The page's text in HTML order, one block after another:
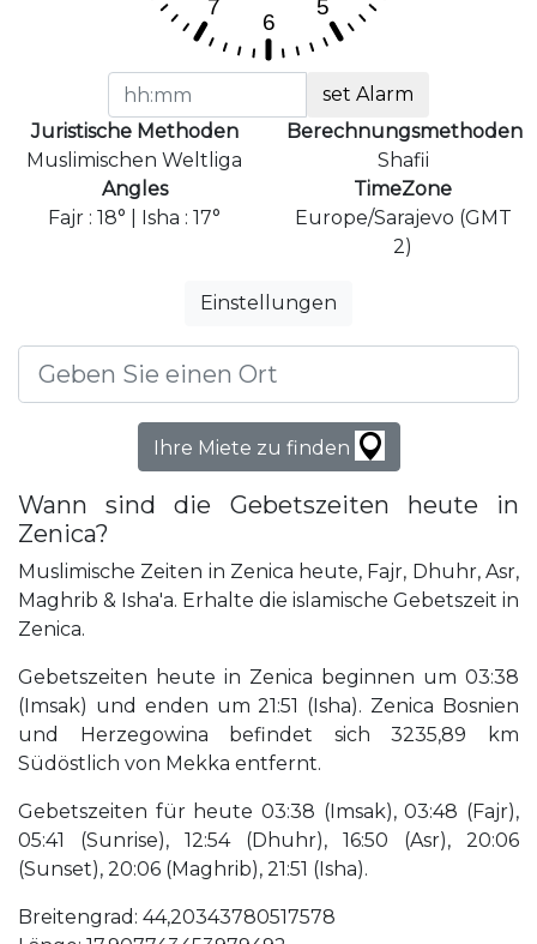
set Alarm
Juristische Methoden
Muslimischen Weltliga
Berechnungsmethoden
Shafii
Angles
Fajr : 18° | Isha : 17°
TimeZone
Europe/Sarajevo (GMT
2)
Einstellungen
Ihre Miete zu finden
Wann sind die Gebetszeiten heute in
Zenica?
Muslimische Zeiten in Zenica heute, Fajr, Dhuhr, Asr,
Maghrib & Isha'a. Erhalte die islamische Gebetszeit in
Zenica.
Gebetszeiten heute in Zenica beginnen um 03:38
(Imsak) und enden um 21:51 (Isha). Zenica Bosnien
und Herzegowina befindet sich 3235,89 km
Südöstlich von Mekka entfernt.
Gebetszeiten für heute 03:38 (Imsak), 03:48 (Fajr),
05:41 (Sunrise), 12:54 (Dhuhr), 16:50 (Asr), 20:06
(Sunset), 20:06 (Maghrib), 21:51 (Isha).
Breitengrad: 44,20343780517578